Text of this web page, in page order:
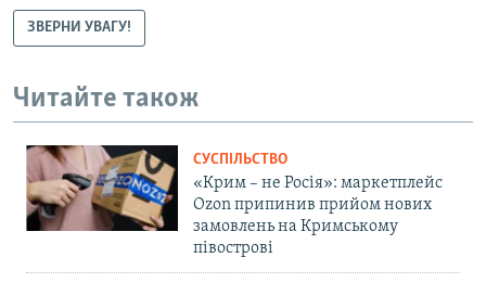
ЗВЕРНИ УВАГУ!
Читайте також
СУСПІЛЬСТВО
«Крим – не Росія»: маркетплейс
Ozon припинив прийом нових
замовлень на Кримському
півострові